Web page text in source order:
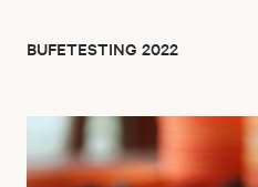
BUFETESTING 2022